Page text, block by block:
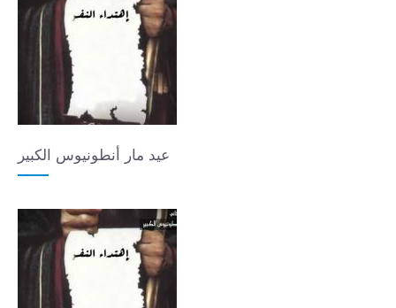
عيد مار أنطونيوس الكبير